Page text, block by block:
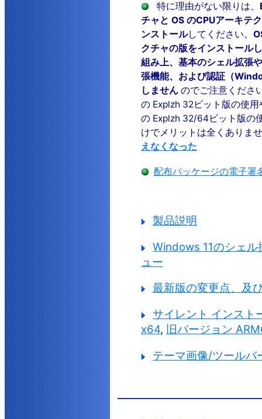
特に理由がない限りは、
チャと OS のCPUアーキテ
ンストールしてください。
クチャの版をインストール
組み上、基本のシェル拡張
張機能、および認証（
しません のでご注意くださ
の Explzh 32ビット版の使
の Explzh 32/64ビット版の
けでメリットは全くありま
えなくなった
配布パッケージの電子署
製品説明
Windows 11のシェ
ュー
最新版の変更点、及
サイレント インスト
x64, 旧バージョン
テーマ画像/ツールバ